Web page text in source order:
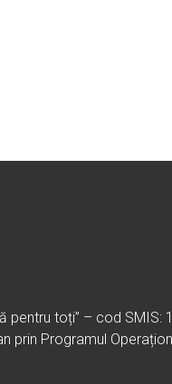
pentru toți” – cod SMIS:
prin Programul